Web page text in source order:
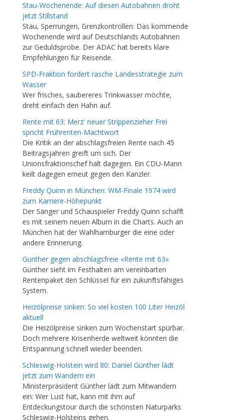
Stau-Wochenende: Auf diesen Autobahnen droht
jetzt Stillstand
Stau, Sperrungen, Grenzkontrollen: Das kommende
Wochenende wird auf Deutschlands Autobahnen
zur Geduldsprobe. Der ADAC hat bereits klare
Empfehlungen für Reisende.
SPD-Fraktion fordert rasche Landesstrategie zum
Wasser
Wer frisches, saubereres Trinkwasser möchte,
dreht einfach den Hahn auf.
Rente mit 63: Merz' neuer Strippenzieher Frei
spricht Frührenten-Machtwort
Die Kritik an der abschlagsfreien Rente nach 45
Beitragsjahren greift um sich. Der
Unionsfraktionschef hält dagegen. Ein CDU-Mann
keilt dagegen erneut gegen den Kanzler.
Freddy Quinn in München: WM-Finale 1974 wird
zum Karriere-Höhepunkt
Der Sänger und Schauspieler Freddy Quinn schafft
es mit seinem neuen Album in die Charts. Auch an
München hat der Wahlhamburger die eine oder
andere Erinnerung.
Günther gegen abschlagsfreie «Rente mit 63»
Günther sieht im Festhalten am vereinbarten
Rentenpaket den Schlüssel für ein zukunftsfähiges
System.
Heizölpreise sinken: So viel kosten 100 Liter Heizöl
aktuell
Die Heizölpreise sinken zum Wochenstart spürbar.
Doch mehrere Krisenherde weltweit könnten die
Entspannung schnell wieder beenden.
Schleswig-Holstein wird 80: Daniel Günther lädt
jetzt zum Wandern ein
Ministerpräsident Günther lädt zum Mitwandern
ein: Wer Lust hat, kann mit ihm auf
Entdeckungstour durch die schönsten Naturparks
Schleswig-Holsteins gehen.